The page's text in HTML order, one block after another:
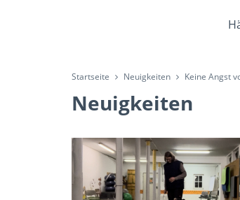
Startseite Neuigkeiten Keine Angst
Neuigkeiten